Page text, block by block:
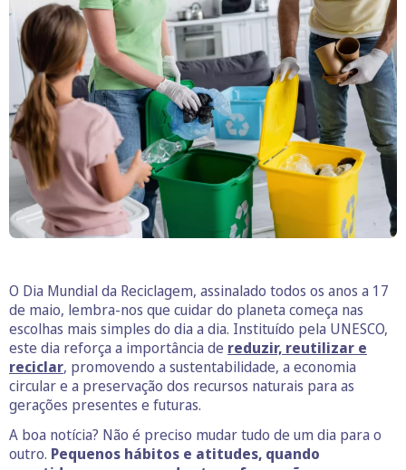
O Dia Mundial da Reciclagem, assinalado todos os anos a 17
de maio, lembra-nos que cuidar do planeta começa nas
escolhas mais simples do dia a dia. Instituído pela UNESCO,
este dia reforça a importância de reduzir, reutilizar e
reciclar, promovendo a sustentabilidade, a economia
circular e a preservação dos recursos naturais para as
gerações presentes e futuras.
A boa notícia? Não é preciso mudar tudo de um dia para o
outro. Pequenos hábitos e atitudes, quando